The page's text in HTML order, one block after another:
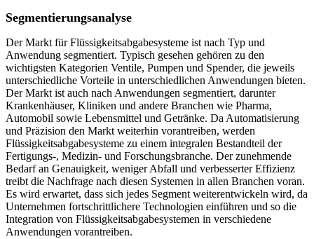
Segmentierungsanalyse
Der Markt für Flüssigkeitsabgabesysteme ist nach Typ und
Anwendung segmentiert. Typisch gesehen gehören zu den
wichtigsten Kategorien Ventile, Pumpen und Spender, die jeweils
unterschiedliche Vorteile in unterschiedlichen Anwendungen bieten.
Der Markt ist auch nach Anwendungen segmentiert, darunter
Krankenhäuser, Kliniken und andere Branchen wie Pharma,
Automobil sowie Lebensmittel und Getränke. Da Automatisierung
und Präzision den Markt weiterhin vorantreiben, werden
Flüssigkeitsabgabesysteme zu einem integralen Bestandteil der
Fertigungs-, Medizin- und Forschungsbranche. Der zunehmende
Bedarf an Genauigkeit, weniger Abfall und verbesserter Effizienz
treibt die Nachfrage nach diesen Systemen in allen Branchen voran.
Es wird erwartet, dass sich jedes Segment weiterentwickeln wird, da
Unternehmen fortschrittlichere Technologien einführen und so die
Integration von Flüssigkeitsabgabesystemen in verschiedene
Anwendungen vorantreiben.